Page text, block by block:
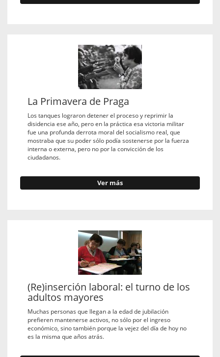
La Primavera de Praga
Los tanques lograron detener el proceso y reprimir la
disidencia ese año, pero en la práctica esa victoria militar
fue una profunda derrota moral del socialismo real, que
mostraba que su poder sólo podía sostenerse por la fuerza
interna o externa, pero no por la convicción de los
ciudadanos.
Ver más
(Re)inserción laboral: el turno de los
adultos mayores
Muchas personas que llegan a la edad de jubilación
prefieren mantenerse activos, no sólo por el ingreso
económico, sino también porque la vejez del día de hoy no
es la misma que años atrás.